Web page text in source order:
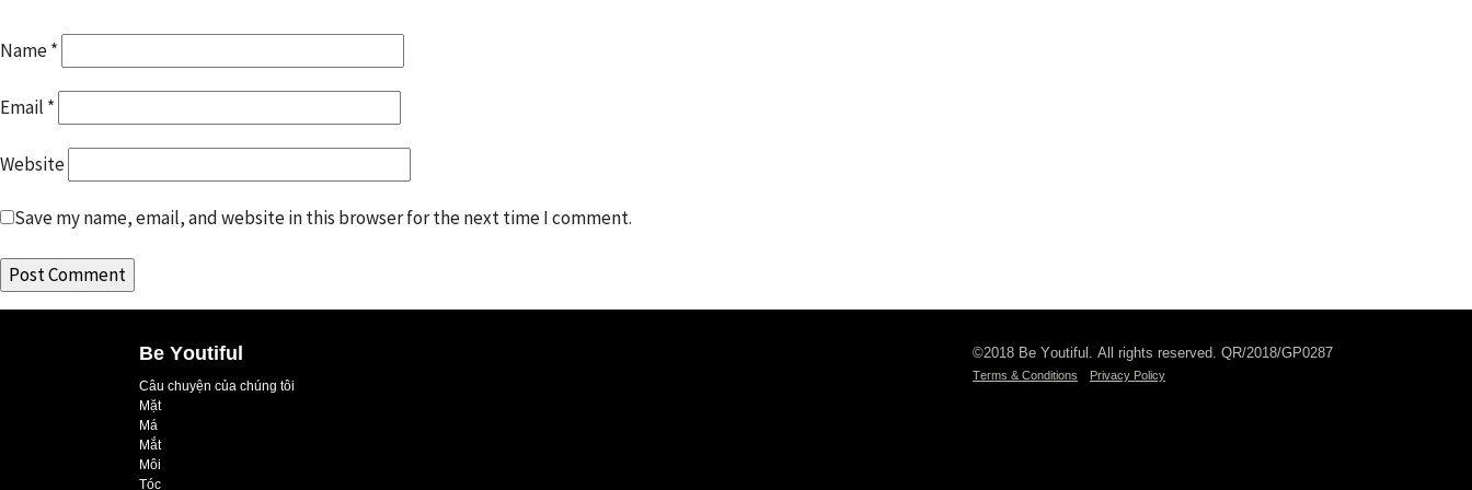
Name*
Email *
Website
Save my name, email, and website in this browser for the next time I comment.
Be Youtiful
Câu chuyện của chúng tôi
Mặt
Má
Mắt
Môi
Tóc
©2018 Be Youtiful. All rights reserved. QR/2018/GP0287
Terms & Conditions Privacy Policy